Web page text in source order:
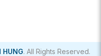
HUNG. All Rights Reserved.